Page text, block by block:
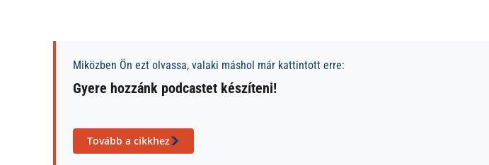
Miközben Ön ezt olvassa, valaki máshol már kattintott erre:
Gyere hozzánk podcastet készíteni!
Tovább a cikkhez